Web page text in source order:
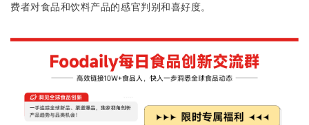
费者对食品和饮料产品的感官判别和喜好度。